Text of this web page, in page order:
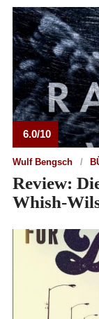
6.0/10
Wulf Bengsch
Review:
Whish-